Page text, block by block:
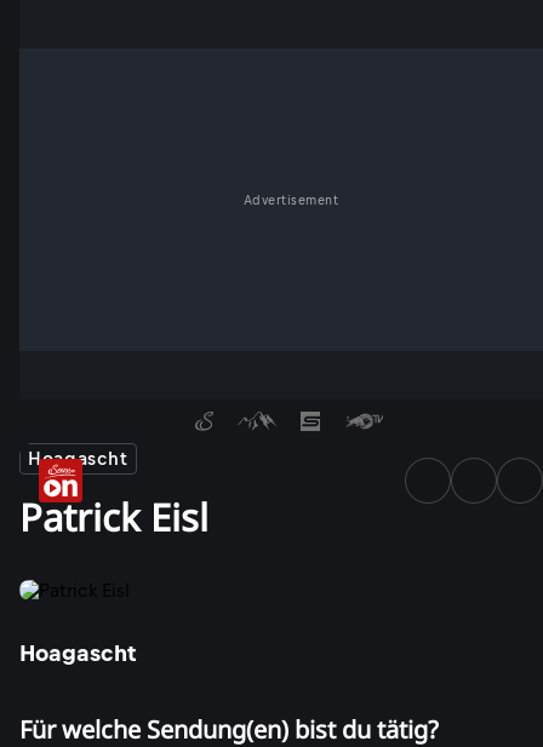
Advertisement
Hoagascht
Patrick Eisl
Hoagascht
Für welche Sendung(en) bist du tätig?